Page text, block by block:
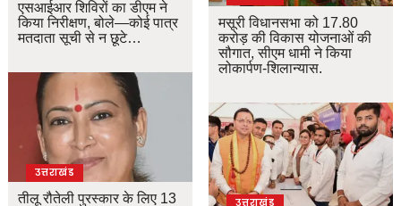
एसआईआर शिविरों का डीएम ने
किया निरीक्षण, बोले—कोई पात्र
मतदाता सूची से न छूटे…
उत्तराखंड
तीलू रौतेली पुरस्कार के लिए 13
मसूरी विधानसभा को 17.80
करोड़ की विकास योजनाओं की
सौगात, सीएम धामी ने किया
लोकार्पण-शिलान्यास.
उत्तराखंड